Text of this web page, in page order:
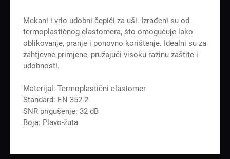
Mekani i vrlo udobni čepići za uši. Izrađeni su od
termoplastičnog elastomera, što omogućuje lako
oblikovanje, pranje i ponovno korištenje. Idealni su za
zahtjevne primjene, pružajući visoku razinu zaštite i
udobnosti.
Materijal: Termoplastični elastomer
Standard: EN 352-2
SNR prigušenje: 32 dB
Boja: Plavo-žuta